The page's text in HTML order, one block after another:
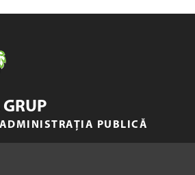
GRUP
PUBLICĂ